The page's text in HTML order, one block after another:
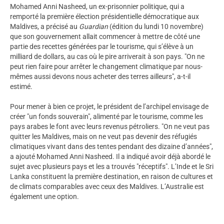
Mohamed Anni Nasheed, un ex-prisonnier politique, qui a
remporté la première élection présidentielle démocratique aux
Maldives, a précisé au Guardian (édition du lundi 10 novembre)
que son gouvernement allait commencer à mettre de côté une
partie des recettes générées par le tourisme, qui s’élève à un
milliard de dollars, au cas où le pire arriverait à son pays. "On ne
peut rien faire pour arrêter le changement climatique par nous-
mêmes aussi devons nous acheter des terres ailleurs", a-t-il
estimé.
Pour mener à bien ce projet, le président de l’archipel envisage de
créer "un fonds souverain", alimenté par le tourisme, comme les
pays arabes le font avec leurs revenus pétroliers. "On ne veut pas
quitter les Maldives, mais on ne veut pas devenir des réfugiés
climatiques vivant dans des tentes pendant des dizaine d’années",
a ajouté Mohamed Anni Nasheed. Il a indiqué avoir déjà abordé le
sujet avec plusieurs pays et les a trouvés "réceptifs". L’Inde et le Sri
Lanka constituent la première destination, en raison de cultures et
de climats comparables avec ceux des Maldives. L’Australie est
également une option.